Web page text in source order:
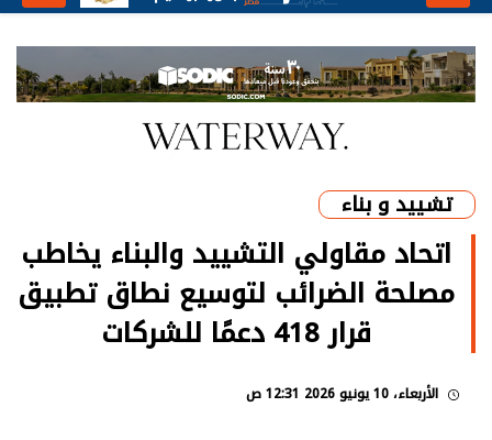
تشييد و بناء
اتحاد مقاولي التشييد والبناء يخاطب
مصلحة الضرائب لتوسيع نطاق تطبيق
قرار 418 دعمًا للشركات
الأربعاء، 10 يونيو 2026 12:31 ص